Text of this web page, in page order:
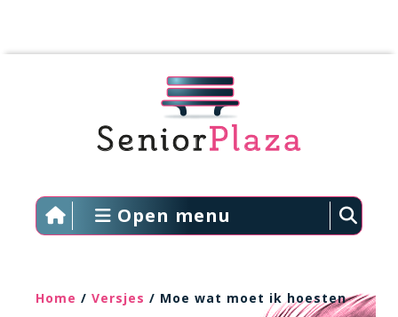
Open menu
Home / Versjes / Moe wat moet ik hoesten